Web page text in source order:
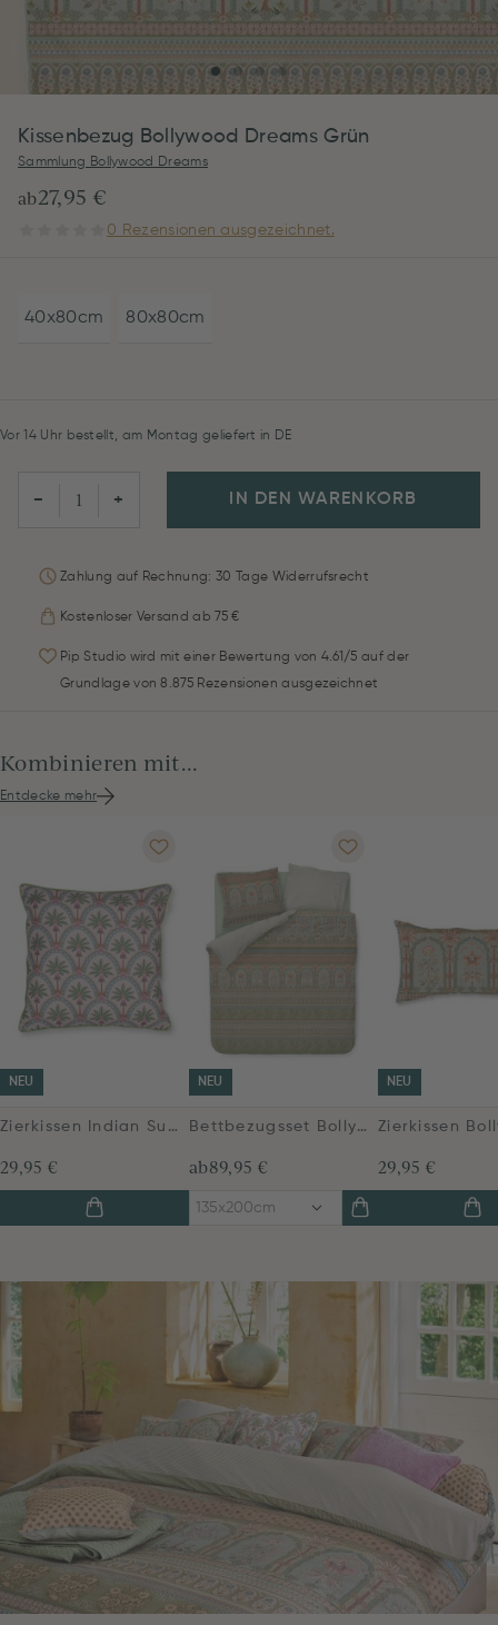
Kissenbezug Bollywood Dreams Grün
Sammlung Bollywood Dreams
ab27,95 €
0 Rezensionen ausgezeichnet.
40x80cm 80x80cm
Vor 14 Uhr bestellt, am Montag geliefert in DE
− + IN DEN WARENKORB
Zahlung auf Rechnung: 30 Tage Widerrufsrecht
Kostenloser Versand ab 75 €
Pip Studio wird mit einer Bewertung von 4.61/5 auf der
Grundlage von 8.875 Rezensionen ausgezeichnet
Kombinieren mit...
Entdecke mehr
NEU
Zierkissen Indian Summer Rosa
29,95 €
NEU
Bettbezugsset Bollywood Dreams Grün
ab89,95 €
135x200cm
NEU
29,95 €